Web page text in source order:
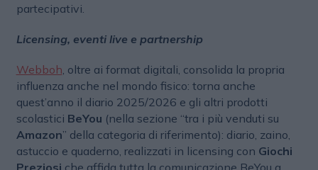
partecipativi.
Licensing, eventi live e partnership
Webboh , oltre ai format digitali, consolida la propria
influenza anche nel mondo fisico: torna anche
quest’anno il diario 2025/2026 e gli altri prodotti
scolastici BeYou (nella sezione “tra i più venduti su
Amazon” della categoria di riferimento): diario, zaino,
astuccio e quaderno, realizzati in licensing con Giochi
Preziosi che affida tutta la comunicazione BeYou a